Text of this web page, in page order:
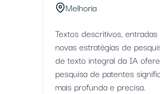
Melhoria
Textos descritivos,
novas estratégias de
de texto integral da IA
pesquisa de patentes
mais profunda e precisa.